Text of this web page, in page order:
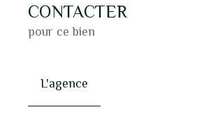
CONTACTER
pour ce bien
L'agence